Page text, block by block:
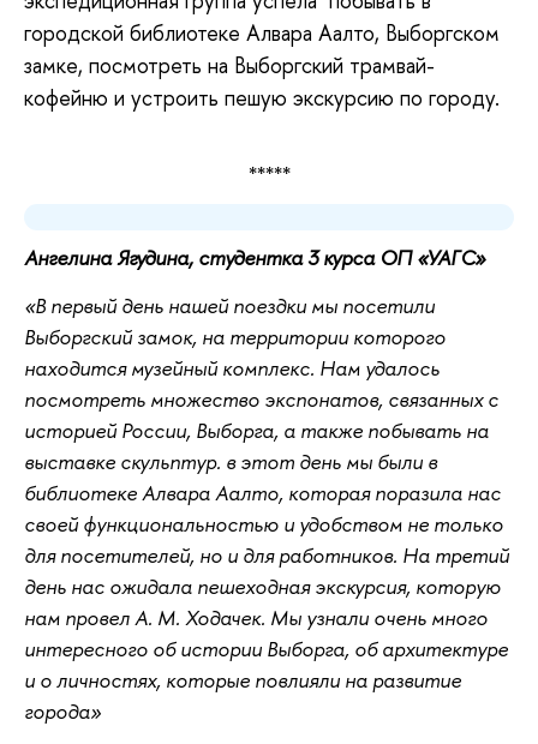
городской библиотеке Алвара Аалто, Выборгском
замке, посмотреть на Выборгский трамвай-
кофейню и устроить пешую экскурсию по городу.
*****
Ангелина Ягудина, студентка 3 курса ОП «УАГС»
«В первый день нашей поездки мы посетили
Выборгский замок, на территории которого
находится музейный комплекс. Нам удалось
посмотреть множество экспонатов, связанных с
историей России, Выборга, а также побывать на
выставке скульптур. в этот день мы были в
библиотеке Алвара Аалто, которая поразила нас
своей функциональностью и удобством не только
для посетителей, но и для работников. На третий
день нас ожидала пешеходная экскурсия, которую
нам провел А. М. Ходачек. Мы узнали очень много
интересного об истории Выборга, об архитектуре
и о личностях, которые повлияли на развитие
города»